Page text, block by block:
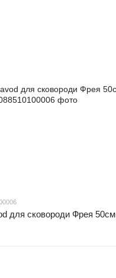
для сковороди Фрея 50см